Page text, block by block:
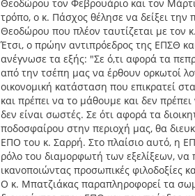
Θεοδώρου τον Φεβρουάριο και τον
τρόπο, ο κ. Πάσχος θέλησε να δείξει
Θεοδώρου που πλέον ταυτίζεται με τον
Έτσι, ο πρώην αντιπρόεδρος της ΕΠΣΘ
ανέγνωσε τα εξής: "Σε ό,τι αφορά τα
από την τσέπη μας να έρθουν ορκωτοί
οικονομική κατάσταση που επικρατεί
και πρέπει να το μάθουμε και δεν
δεν είναι σωστές. Σε ότι αφορά τα
ποδοσφαίρου στην περιοχή μας, θα
ΕΠΟ του κ. Σαρρή. Στο πλαίσιο αυτό, η
ρόλο του διαμορφωτή των εξελίξεων, να
ικανοποιώντας προσωπικές φιλοδοξίες
Ο κ. Μπατζιάκας παραπληροφορεί τα